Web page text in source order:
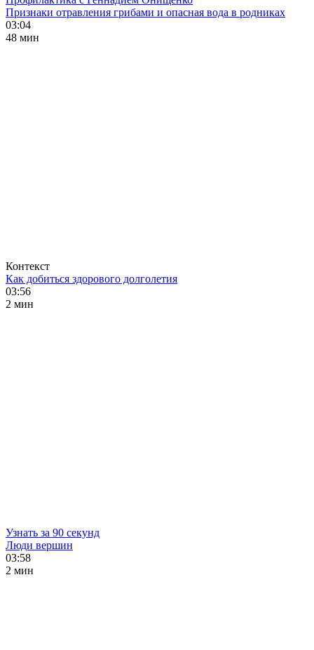
Признаки отравления грибами и опасная вода в родниках
03:04
48 мин
Контекст
Как добиться здорового долголетия
03:56
2 мин
Узнать за 90 секунд
Люди вершин
03:58
2 мин